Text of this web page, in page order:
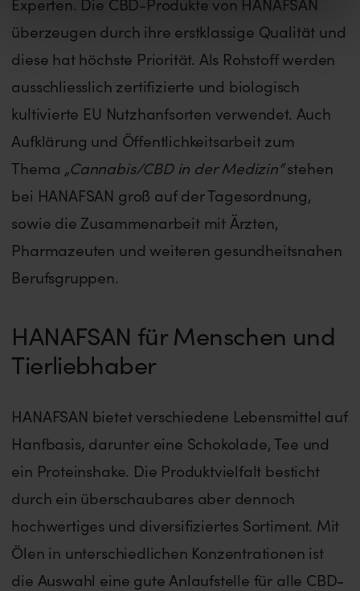
überzeugen durch ihre erstklassige Qualität und
diese hat höchste Priorität. Als Rohstoff werden
ausschliesslich zertifizierte und biologisch
kultivierte EU Nutzhanfsorten verwendet. Auch
Aufklärung und Öffentlichkeitsarbeit zum
Thema „Cannabis/CBD in der Medizin“stehen
bei HANAFSAN groß auf der Tagesordnung,
sowie die Zusammenarbeit mit Ärzten,
Pharmazeuten und weiteren gesundheitsnahen
Berufsgruppen.
HANAFSAN für Menschen und
Tierliebhaber
HANAFSAN bietet verschiedene Lebensmittel auf
Hanfbasis, darunter eine Schokolade, Tee und
ein Proteinshake. Die Produktvielfalt besticht
durch ein überschaubares aber dennoch
hochwertiges und diversifiziertes Sortiment. Mit
Ölen in unterschiedlichen Konzentrationen ist
die Auswahl eine gute Anlaufstelle für alle CBD-